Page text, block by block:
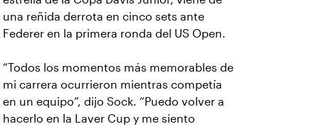
una reñida derrota en cinco sets ante
Federer en la primera ronda del US Open.
“Todos los momentos más memorables de
mi carrera ocurrieron mientras competía
en un equipo”, dijo Sock. “Puedo volver a
hacerlo en la Laver Cup y me siento